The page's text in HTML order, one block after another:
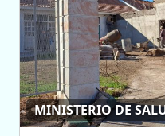
MINISTERIO DE